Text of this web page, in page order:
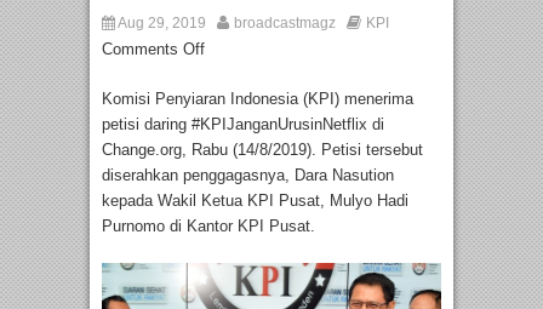
Aug 29, 2019 broadcastmagz KPI
Comments Off
Komisi Penyiaran Indonesia (KPI) menerima
petisi daring #KPIJanganUrusinNetflix di
Change.org, Rabu (14/8/2019). Petisi tersebut
diserahkan penggagasnya, Dara Nasution
kepada Wakil Ketua KPI Pusat, Mulyo Hadi
Purnomo di Kantor KPI Pusat.